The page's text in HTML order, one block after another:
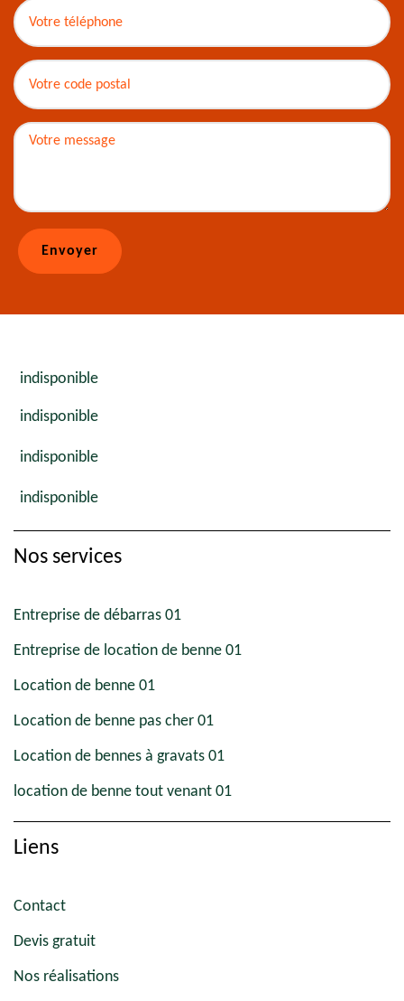
indisponible
indisponible
indisponible
indisponible
Nos services
Entreprise de débarras 01
Entreprise de location de benne 01
Location de benne 01
Location de benne pas cher 01
Location de bennes à gravats 01
location de benne tout venant 01
Liens
Contact
Devis gratuit
Nos réalisations